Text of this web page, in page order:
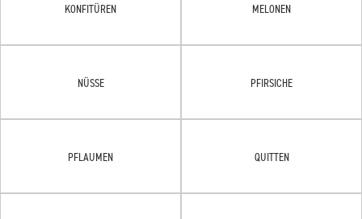
KONFITÜREN MELONEN
NÜSSE PFIRSICHE
PFLAUMEN QUITTEN